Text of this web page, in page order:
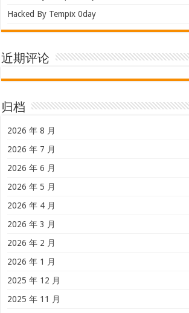
Hacked By Tempix 0day
近期评论
归档
2026 年 8 月
2026 年 7 月
2026 年 6 月
2026 年 5 月
2026 年 4 月
2026 年 3 月
2026 年 2 月
2026 年 1 月
2025 年 12 月
2025 年 11 月